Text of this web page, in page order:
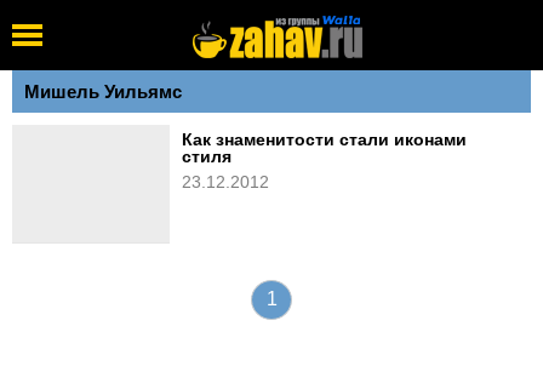
Мишель Уильямс
Как знаменитости стали иконами
стиля
23.12.2012
1